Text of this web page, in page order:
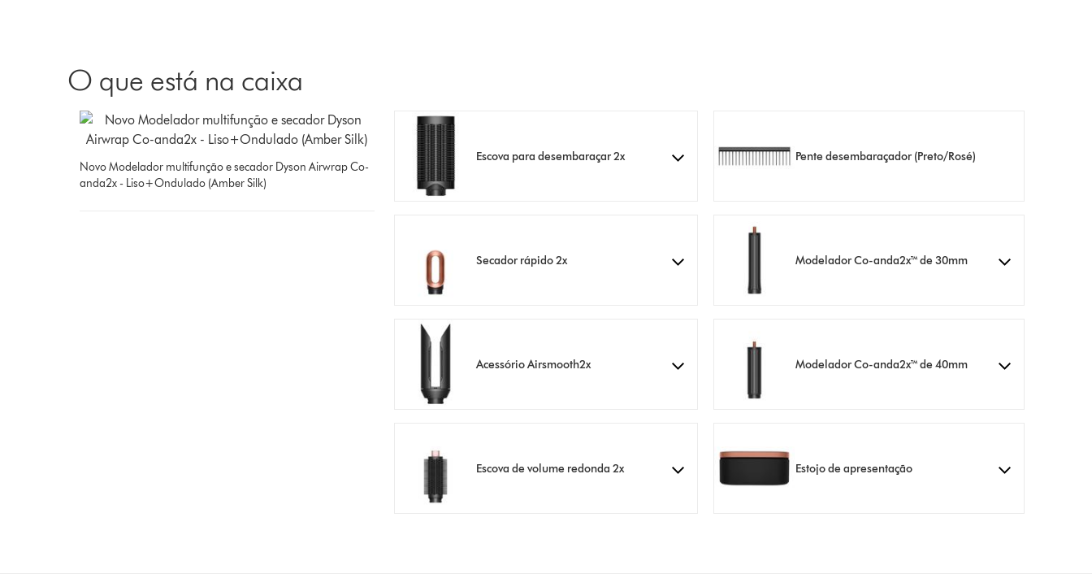
O que está na caixa
Novo Modelador multifunção e secador Dyson Airwrap Co-
anda2x - Liso+Ondulado (Amber Silk)
Escova para desembaraçar 2x
Secador rápido 2x
Acessório Airsmooth2x
Escova de volume redonda 2x
Pente desembaraçador (Preto/Rosé)
Modelador Co-anda2x™ de 30mm
Modelador Co-anda2x™ de 40mm
Estojo de apresentação